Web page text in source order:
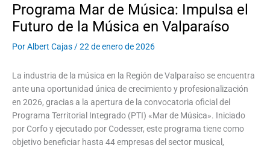
Programa Mar de Música: Impulsa el
Futuro de la Música en Valparaíso
PorAlbert Cajas /22 de enero de 2026
La industria de la música en la Región de Valparaíso se encuentra
ante una oportunidad única de crecimiento y profesionalización
en 2026, gracias a la apertura de la convocatoria oficial del
Programa Territorial Integrado (PTI) «Mar de Música». Iniciado
por Corfo y ejecutado por Codesser, este programa tiene como
objetivo beneficiar hasta 44 empresas del sector musical,